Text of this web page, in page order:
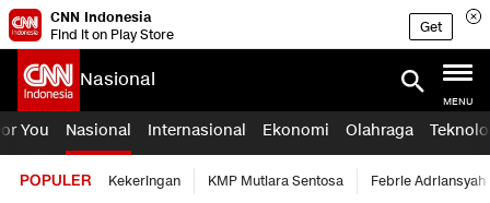
CNN Indonesia
Find it on Play Store
Get
Nasional
MENU
You Nasional Internasional Ekonomi Olahraga
POPULER Kekeringan KMP Mutiara Sentosa Febrie Adriansyah